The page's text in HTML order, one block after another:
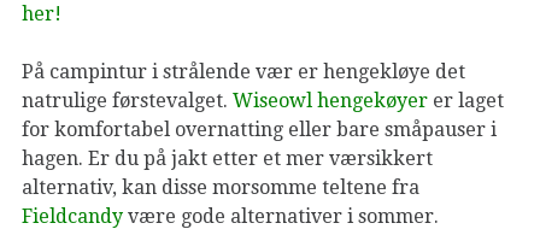
her!
På campintur i strålende vær er hengekløye det
natrulige førstevalget. Wiseowl hengekøyer er laget
for komfortabel overnatting eller bare småpauser i
hagen. Er du på jakt etter et mer værsikkert
alternativ, kan disse morsomme teltene fra
Fieldcandy være gode alternativer i sommer.